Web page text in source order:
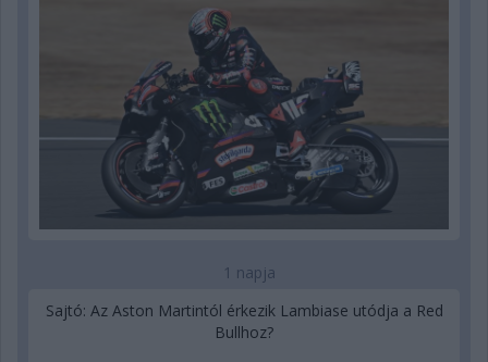
1 napja
Sajtó: Az Aston Martintól érkezik Lambiase utódja a Red
Bullhoz?